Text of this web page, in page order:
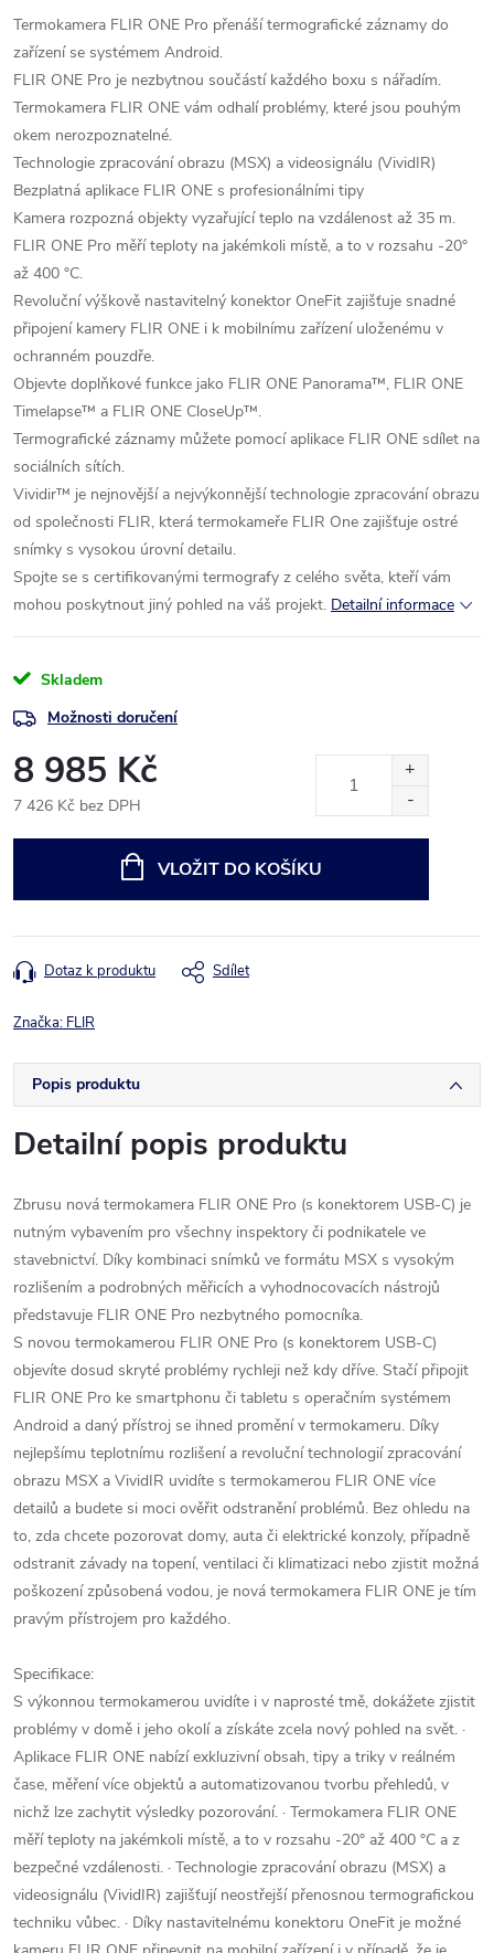
Termokamera FLIR ONE Pro přenáší termografické záznamy do
zařízení se systémem Android.
FLIR ONE Pro je nezbytnou součástí každého boxu s nářadím.
Termokamera FLIR ONE vám odhalí problémy, které jsou pouhým
okem nerozpoznatelné.
Technologie zpracování obrazu (MSX) a videosignálu (VividIR)
Bezplatná aplikace FLIR ONE s profesionálními tipy
Kamera rozpozná objekty vyzařující teplo na vzdálenost až 35 m.
FLIR ONE Pro měří teploty na jakémkoli místě, a to v rozsahu -20°
až 400 °C.
Revoluční výškově nastavitelný konektor OneFit zajišťuje snadné
připojení kamery FLIR ONE i k mobilnímu zařízení uloženému v
ochranném pouzdře.
Objevte doplňkové funkce jako FLIR ONE Panorama™, FLIR ONE
Timelapse™ a FLIR ONE CloseUp™.
Termografické záznamy můžete pomocí aplikace FLIR ONE sdílet na
sociálních sítích.
Vividir™ je nejnovější a nejvýkonnější technologie zpracování obrazu
od společnosti FLIR, která termokameře FLIR One zajišťuje ostré
snímky s vysokou úrovní detailu.
Spojte se s certifikovanými termografy z celého světa, kteří vám
mohou poskytnout jiný pohled na váš projekt. Detailní informace
Skladem
Možnosti doručení
8 985 Kč
7 426 Kč bez DPH
VLOŽIT DO KOŠÍKU
Dotaz k produktu Sdílet
Značka: FLIR
Popis produktu
Detailní popis produktu
Zbrusu nová termokamera FLIR ONE Pro (s konektorem USB-C) je
nutným vybavením pro všechny inspektory či podnikatele ve
stavebnictví. Díky kombinaci snímků ve formátu MSX s vysokým
rozlišením a podrobných měřicích a vyhodnocovacích nástrojů
představuje FLIR ONE Pro nezbytného pomocníka.
S novou termokamerou FLIR ONE Pro (s konektorem USB-C)
objevíte dosud skryté problémy rychleji než kdy dříve. Stačí připojit
FLIR ONE Pro ke smartphonu či tabletu s operačním systémem
Android a daný přístroj se ihned promění v termokameru. Díky
nejlepšímu teplotnímu rozlišení a revoluční technologií zpracování
obrazu MSX a VividIR uvidíte s termokamerou FLIR ONE více
detailů a budete si moci ověřit odstranění problémů. Bez ohledu na
to, zda chcete pozorovat domy, auta či elektrické konzoly, případně
odstranit závady na topení, ventilaci či klimatizaci nebo zjistit možná
poškození způsobená vodou, je nová termokamera FLIR ONE je tím
pravým přístrojem pro každého.
Specifikace:
S výkonnou termokamerou uvidíte i v naprosté tmě, dokážete zjistit
problémy v domě i jeho okolí a získáte zcela nový pohled na svět. ·
Aplikace FLIR ONE nabízí exkluzivní obsah, tipy a triky v reálném
čase, měření více objektů a automatizovanou tvorbu přehledů, v
nichž lze zachytit výsledky pozorování. · Termokamera FLIR ONE
měří teploty na jakémkoli místě, a to v rozsahu -20° až 400 °C a z
bezpečné vzdálenosti. · Technologie zpracování obrazu (MSX) a
videosignálu (VividIR) zajišťují neostřejší přenosnou termografickou
techniku vůbec. · Díky nastavitelnému konektoru OneFit je možné